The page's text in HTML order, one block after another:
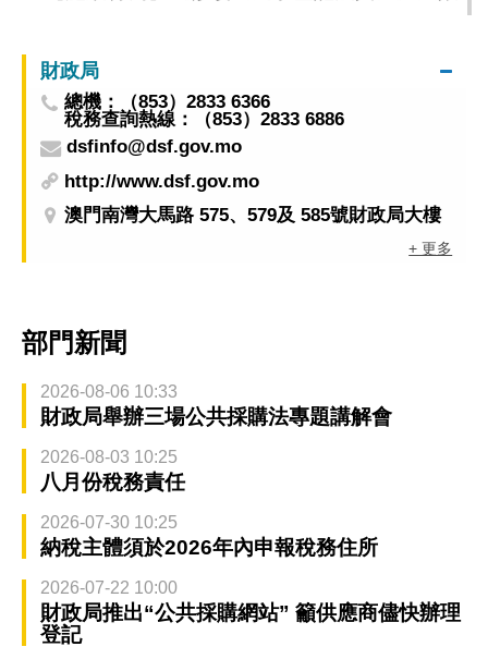
財政局
總機：（853）2833 6366
稅務查詢熱線：（853）2833 6886
dsfinfo@dsf.gov.mo
http://www.dsf.gov.mo
澳門南灣大馬路 575、579及 585號財政局大樓
+ 更多
部門新聞
2026-08-06 10:33
財政局舉辦三場公共採購法專題講解會
2026-08-03 10:25
八月份稅務責任
2026-07-30 10:25
納稅主體須於2026年內申報稅務住所
2026-07-22 10:00
財政局推出“公共採購網站” 籲供應商儘快辦理
登記